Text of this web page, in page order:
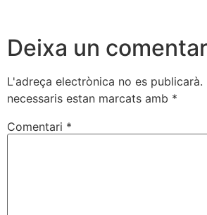
Deixa un
L'adreça electrònica no es publicarà.
necessaris estan marcats amb *
Comentari *